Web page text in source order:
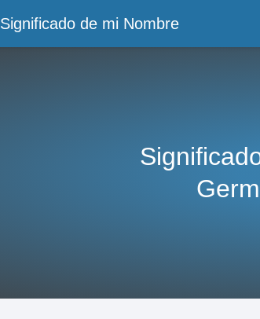
Significado de mi Nombre